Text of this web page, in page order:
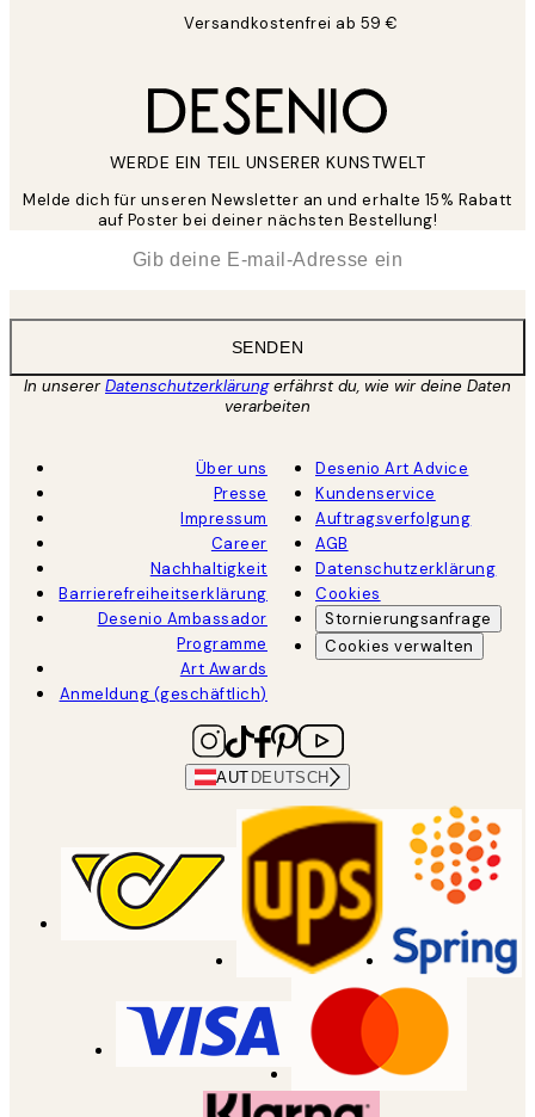
Versandkostenfrei ab 59 €
WERDE EIN TEIL UNSERER KUNSTWELT
Melde dich für unseren Newsletter an und erhalte 15% Rabatt
auf Poster bei deiner nächsten Bestellung!
SENDEN
In unsererDatenschutzerklärungerfährst du, wie wir deine Daten
verarbeiten
Über uns
Presse
Impressum
Career
Nachhaltigkeit
Barrierefreiheitserklärung
Desenio Ambassador
Programme
Art Awards
Anmeldung (geschäftlich)
Desenio Art Advice
Kundenservice
Auftragsverfolgung
AGB
Datenschutzerklärung
Cookies
Stornierungsanfrage
Cookies verwalten
AUT DEUTSCH